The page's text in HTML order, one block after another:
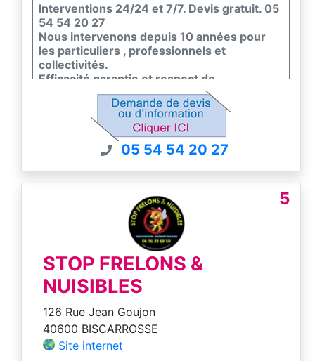
Interventions 24/24 et 7/7. Devis gratuit. 05
54 54 20 27
Nous intervenons depuis 10 années pour
les particuliers , professionnels et
collectivités.
Efficacité garantie et respect de
l'environnement et de la faune et flore.
Nous sommes certifiés certiphyto -
certibiocide et nous sommes couvert par un
contrat d'assurance pour nos interventions.
05 54 54 20 27
5
STOP FRELONS &
NUISIBLES
126 Rue Jean Goujon
40600 BISCARROSSE
Site internet